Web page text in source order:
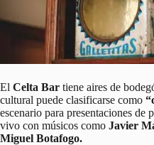
El Celta Bar tiene aires de
cultural puede clasificarse como
escenario para presentaciones de
vivo con músicos como Javier
Miguel Botafogo.